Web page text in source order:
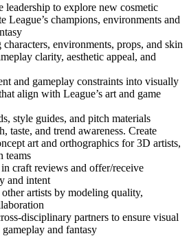
leadership to explore new cosmetic
League’s champions, environments and
environments, props, and skin
clarity, aesthetic appeal, and
and gameplay constraints into visually
align with League’s art and game
style guides, and pitch materials
taste, and trend awareness. Create
art and orthographics for 3D artists,
teams
craft reviews and offer/receive
and intent
artists by modeling quality,
disciplinary partners to ensure visual
and fantasy